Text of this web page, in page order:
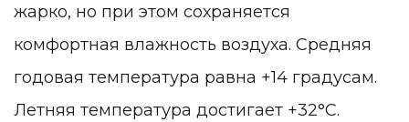
жарко, но при этом сохраняется
комфортная влажность воздуха. Средняя
годовая температура равна +14 градусам.
Летняя температура достигает +32°C.